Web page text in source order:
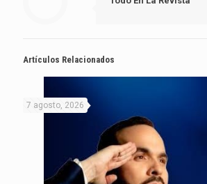
Artículos Relacionados
7 agosto, 2026